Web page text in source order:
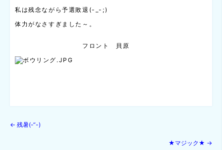
私は残念ながら予選敗退(-_-;)
体力がなさすぎました～。
フロント 貝原
← 残暑(-“-)
★マジック★ →